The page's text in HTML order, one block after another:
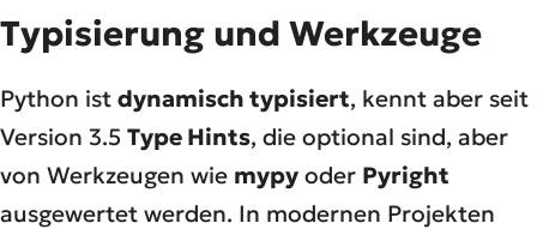
Typisierung und Werkzeuge
Python ist dynamisch typisiert, kennt aber seit
Version 3.5 Type Hints, die optional sind, aber
von Werkzeugen wie mypy oder Pyright
ausgewertet werden. In modernen Projekten